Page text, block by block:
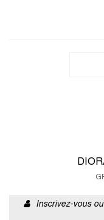
Inscrivez-vous